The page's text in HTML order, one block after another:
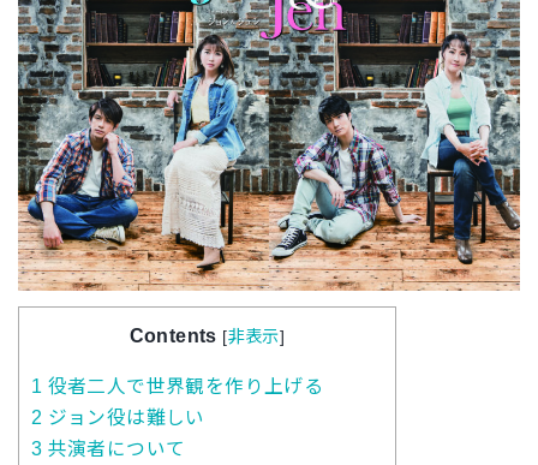
Contents [非表示]
1 役者二人で世界観を作り上げる
2 ジョン役は難しい
3 共演者について